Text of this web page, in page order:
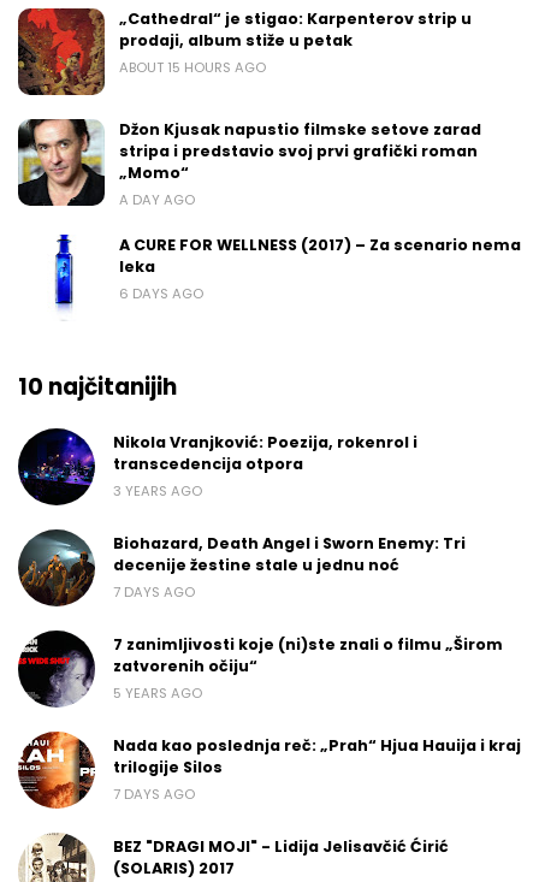
„Cathedral“ je stigao: Karpenterov strip u
prodaji, album stiže u petak
ABOUT 15 HOURS AGO
Džon Kjusak napustio filmske setove zarad
stripa i predstavio svoj prvi grafički roman
„Momo“
A DAY AGO
A CURE FOR WELLNESS (2017) – Za scenario nema
leka
6 DAYS AGO
10 najčitanijih
Nikola Vranjković: Poezija, rokenrol i
transcedencija otpora
3 YEARS AGO
Biohazard, Death Angel i Sworn Enemy: Tri
decenije žestine stale u jednu noć
7 DAYS AGO
7 zanimljivosti koje (ni)ste znali o filmu „Širom
zatvorenih očiju“
5 YEARS AGO
Nada kao poslednja reč: „Prah“ Hjua Hauija i kraj
trilogije Silos
7 DAYS AGO
BEZ "DRAGI MOJI" - Lidija Jelisavčić Ćirić
(SOLARIS) 2017